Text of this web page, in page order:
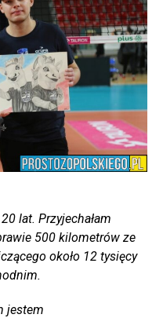
lat. Przyjechałam
500 kilometrów ze
około 12 tysięcy
jestem